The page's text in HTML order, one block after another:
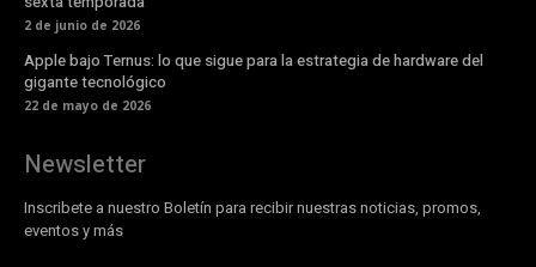
2 de junio de 2026
Apple bajo Ternus: lo que sigue para la estrategia de hardware del
gigante tecnológico
22 de mayo de 2026
Newsletter
Inscribete a nuestro Boletín para recibir nuestras noticias, promos,
eventos y más